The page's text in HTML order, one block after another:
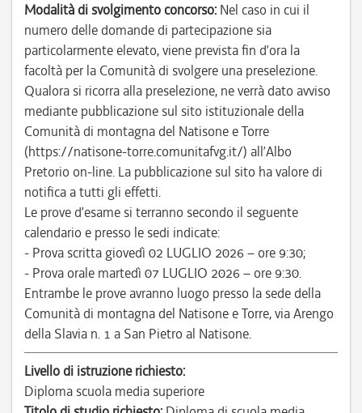
Modalità di svolgimento concorso: Nel caso in cui il
numero delle domande di partecipazione sia
particolarmente elevato, viene prevista fin d’ora la
facoltà per la Comunità di svolgere una preselezione.
Qualora si ricorra alla preselezione, ne verrà dato avviso
mediante pubblicazione sul sito istituzionale della
Comunità di montagna del Natisone e Torre
(https://natisone-torre.comunitafvg.it/) all’Albo
Pretorio on-line. La pubblicazione sul sito ha valore di
notifica a tutti gli effetti.
Le prove d’esame si terranno secondo il seguente
calendario e presso le sedi indicate:
- Prova scritta giovedì 02 LUGLIO 2026 – ore 9:30;
- Prova orale martedì 07 LUGLIO 2026 – ore 9:30.
Entrambe le prove avranno luogo presso la sede della
Comunità di montagna del Natisone e Torre, via Arengo
della Slavia n. 1 a San Pietro al Natisone.
Livello di istruzione richiesto:
Diploma scuola media superiore